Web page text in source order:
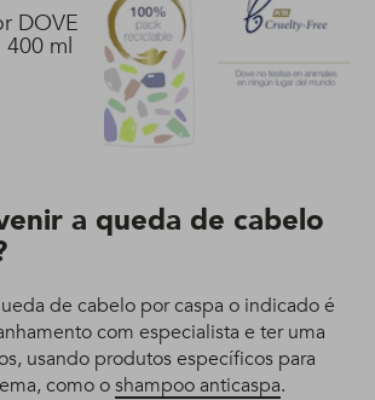
DOVE
ml
a queda de cabelo
de cabelo por caspa o indicado é
com especialista e ter uma
usando produtos específicos para
como oshampoo anticaspa.